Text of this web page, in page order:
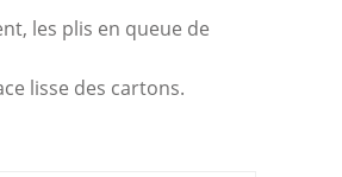
les plis en queue de
lisse des cartons.